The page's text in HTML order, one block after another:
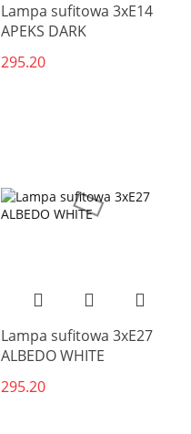
Lampa sufitowa 3xE14
APEKS DARK
295.20
Lampa sufitowa 3xE27
ALBEDO WHITE
295.20